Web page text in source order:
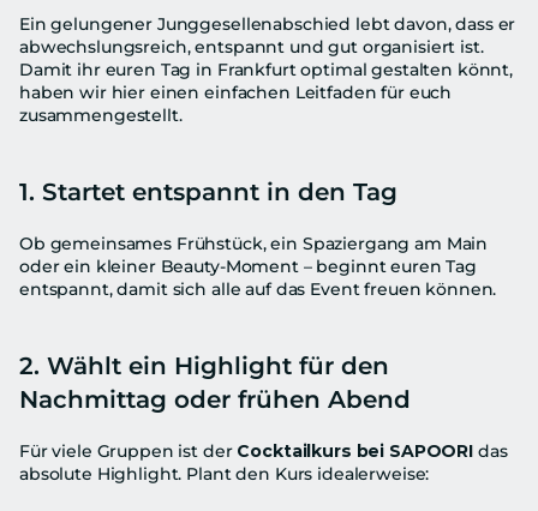
Ein gelungener Junggesellenabschied lebt davon, dass er
abwechslungsreich, entspannt und gut organisiert ist.
Damit ihr euren Tag in Frankfurt optimal gestalten könnt,
haben wir hier einen einfachen Leitfaden für euch
zusammengestellt.
1. Startet entspannt in den Tag
Ob gemeinsames Frühstück, ein Spaziergang am Main
oder ein kleiner Beauty-Moment – beginnt euren Tag
entspannt, damit sich alle auf das Event freuen können.
2. Wählt ein Highlight für den
Nachmittag oder frühen Abend
Für viele Gruppen ist der Cocktailkurs bei SAPOORI das
absolute Highlight. Plant den Kurs idealerweise: